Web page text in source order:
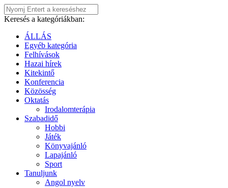
Keresés a kategóriákban:
ÁLLÁS
Egyéb kategória
Felhívások
Hazai hírek
Kitekintő
Konferencia
Közösség
Oktatás
Irodalomterápia
Szabadidő
Hobbi
Játék
Könyvajánló
Lapajánló
Sport
Tanuljunk
Angol nyelv